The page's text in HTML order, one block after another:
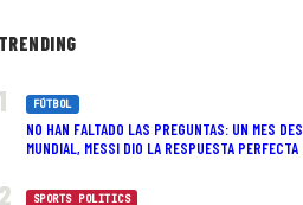
TRENDING
FÚTBOL
NO HAN FALTADO LAS PREGUNTAS: UN MES
MUNDIAL, MESSI DIO LA RESPUESTA PERFECTA
SPORTS POLITICS